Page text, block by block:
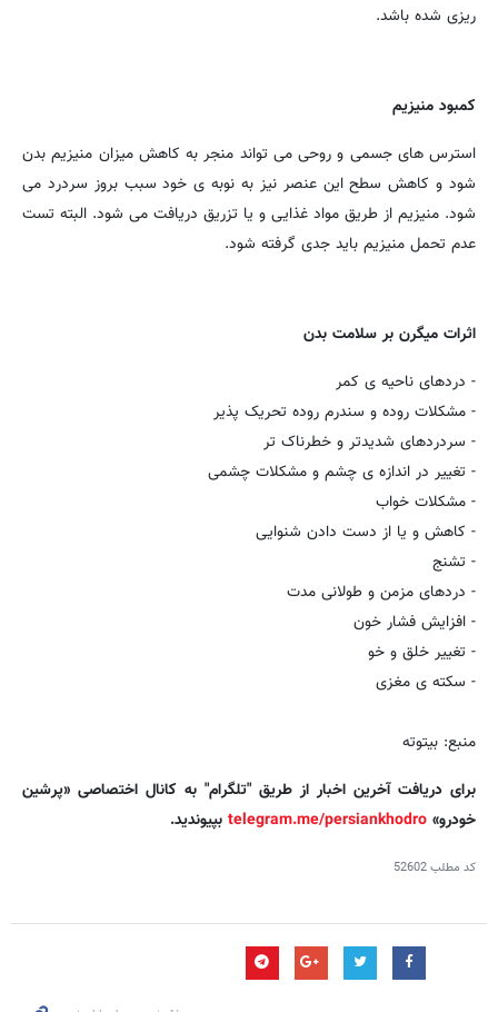
ریزی شده باشد.
کمبود منیزیم
استرس های جسمی و روحی می تواند منجر به کاهش میزان منیزیم بدن
شود و کاهش سطح این عنصر نیز به نوبه ی خود سبب بروز سردرد می
شود. منیزیم از طریق مواد غذایی و یا تزریق دریافت می شود. البته تست
عدم تحمل منیزیم باید جدی گرفته شود.
اثرات میگرن بر سلامت بدن
- دردهای ناحیه ی کمر
- مشکلات روده و سندرم روده تحریک پذیر
- سردردهای شدیدتر و خطرناک تر
- تغییر در اندازه ی چشم و مشکلات چشمی
- مشکلات خواب
- کاهش و یا از دست دادن شنوایی
- تشنج
- دردهای مزمن و طولانی مدت
- افزایش فشار خون
- تغییر خلق و خو
- سکته ی مغزی
منبع: بیتوته
برای دریافت آخرین اخبار از طریق "تلگرام" به کانال اختصاصی «پرشین
خودرو» telegram.me/persiankhodro بپیوندید.
کد مطلب52602